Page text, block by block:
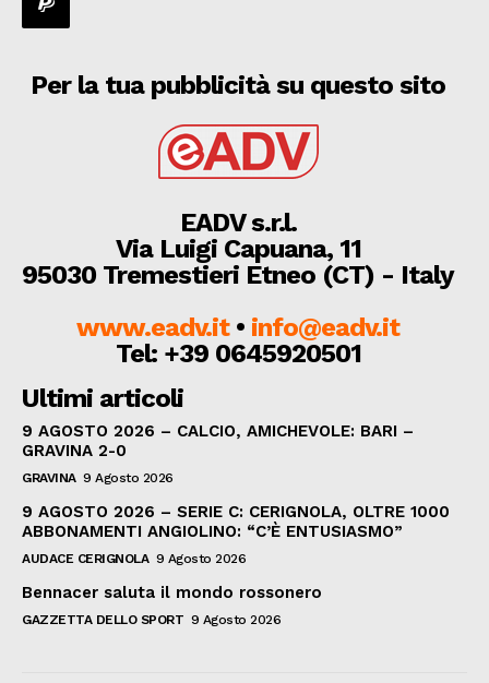
Per la tua pubblicità su questo sito
EADV s.r.l.
Via Luigi Capuana, 11
95030 Tremestieri Etneo (CT) - Italy
www.eadv.it• info@eadv.it
Tel: +39 0645920501
Ultimi articoli
9 AGOSTO 2026 – CALCIO, AMICHEVOLE: BARI –
GRAVINA 2-0
GRAVINA 9 Agosto 2026
9 AGOSTO 2026 – SERIE C: CERIGNOLA, OLTRE 1000
ABBONAMENTI ANGIOLINO: “C’È ENTUSIASMO”
AUDACE CERIGNOLA 9 Agosto 2026
Bennacer saluta il mondo rossonero
GAZZETTA DELLO SPORT 9 Agosto 2026